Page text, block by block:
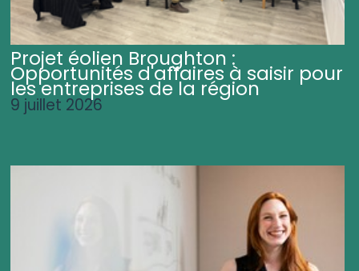
Projet éolien Broughton :
Opportunités d'affaires à saisir pour
les entreprises de la région
9 juillet 2026